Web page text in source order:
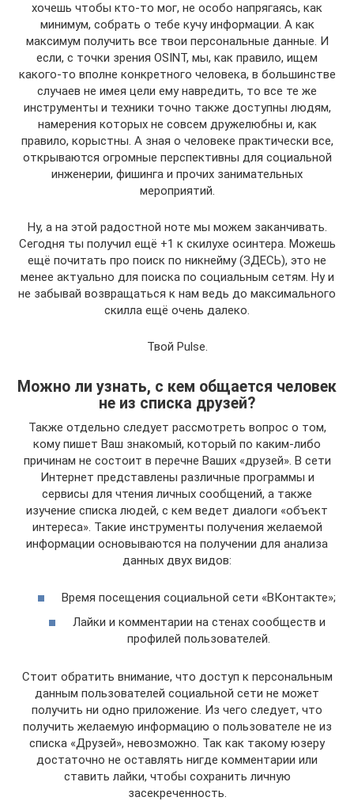
хочешь чтобы кто-то мог, не особо напрягаясь, как
минимум, собрать о тебе кучу информации. А как
максимум получить все твои персональные данные. И
если, с точки зрения OSINT, мы, как правило, ищем
какого-то вполне конкретного человека, в большинстве
случаев не имея цели ему навредить, то все те же
инструменты и техники точно также доступны людям,
намерения которых не совсем дружелюбны и, как
правило, корыстны. А зная о человеке практически все,
открываются огромные перспективны для социальной
инженерии, фишинга и прочих занимательных
мероприятий.
Ну, а на этой радостной ноте мы можем заканчивать.
Сегодня ты получил ещё +1 к скилухе осинтера. Можешь
ещё почитать про поиск по никнейму (ЗДЕСЬ), это не
менее актуально для поиска по социальным сетям. Ну и
не забывай возвращаться к нам ведь до максимального
скилла ещё очень далеко.
Твой Pulse.
Можно ли узнать, с кем общается человек
не из списка друзей?
Также отдельно следует рассмотреть вопрос о том,
кому пишет Ваш знакомый, который по каким-либо
причинам не состоит в перечне Ваших «друзей». В сети
Интернет представлены различные программы и
сервисы для чтения личных сообщений, а также
изучение списка людей, с кем ведет диалоги «объект
интереса». Такие инструменты получения желаемой
информации основываются на получении для анализа
данных двух видов:
Время посещения социальной сети «ВКонтакте»;
Лайки и комментарии на стенах сообществ и
профилей пользователей.
Стоит обратить внимание, что доступ к персональным
данным пользователей социальной сети не может
получить ни одно приложение. Из чего следует, что
получить желаемую информацию о пользователе не из
списка «Друзей», невозможно. Так как такому юзеру
достаточно не оставлять нигде комментарии или
ставить лайки, чтобы сохранить личную
засекреченность.